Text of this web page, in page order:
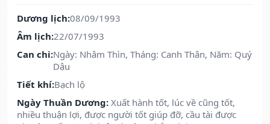
Dương lịch:08/09/1993
Âm lịch:22/07/1993
Can chi:Ngày: Nhâm Thìn, Tháng: Canh Thân, Năm: Quý
Dậu
Tiết khí:Bạch lộ
Ngày Thuần Dương: Xuất hành tốt, lúc về cũng tốt,
nhiều thuận lợi, được người tốt giúp đỡ, cầu tài được